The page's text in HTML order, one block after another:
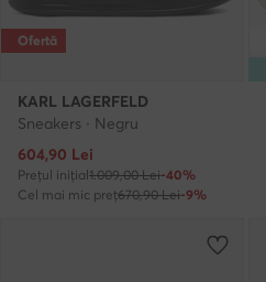
Ofertă
KARL LAGERFELD
Sneakers · Negru
Prețul actual
604,90 Lei
Prețul inițial1.009,00 Lei-40%
Cel mai mic preț670,90 Lei-9%